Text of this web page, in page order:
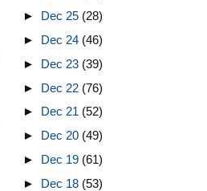
► Dec 25 (28)
► Dec 24 (46)
► Dec 23 (39)
► Dec 22 (76)
► Dec 21 (52)
► Dec 20 (49)
► Dec 19 (61)
► Dec 18 (53)